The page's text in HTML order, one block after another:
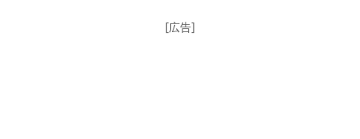
[広告]